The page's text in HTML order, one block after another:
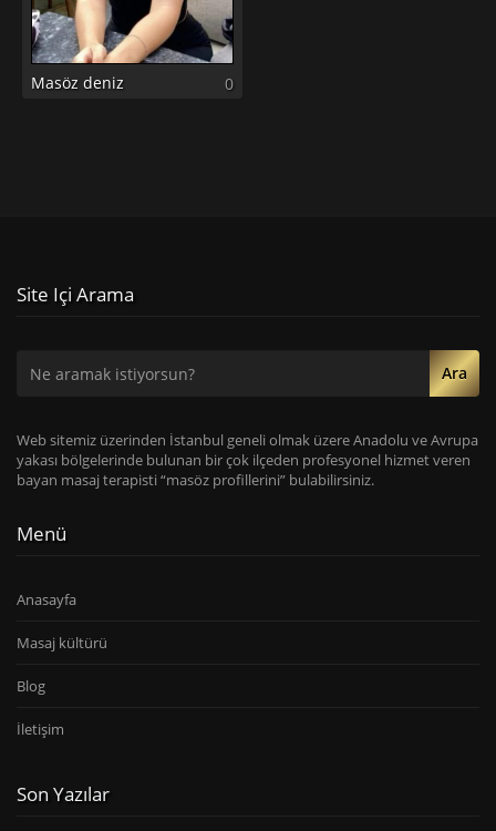
Masöz deniz 0
Site Içi Arama
Ara
Web sitemiz üzerinden İstanbul geneli olmak üzere Anadolu ve Avrupa
yakası bölgelerinde bulunan bir çok ilçeden profesyonel hizmet veren
bayan masaj terapisti “masöz profillerini” bulabilirsiniz.
Menü
Anasayfa
Masaj kültürü
Blog
İletişim
Son Yazılar